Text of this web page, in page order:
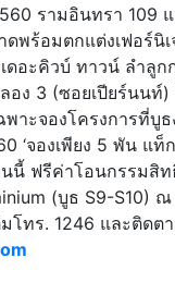
รามอินทรา 109
พร้อมตกแต่งเฟอร์นิ
อะคิวบ์ ทาวน์ ลำลูก
ง 3 (ซอยเปียร์นนท์
าะจองโครงการที่บู
‘จองเพียง 5 พัน แ
นี้ ฟรีค่าโอนกรรมสิ
(บูธ S9-S10)
โทร. 1246 และติดต